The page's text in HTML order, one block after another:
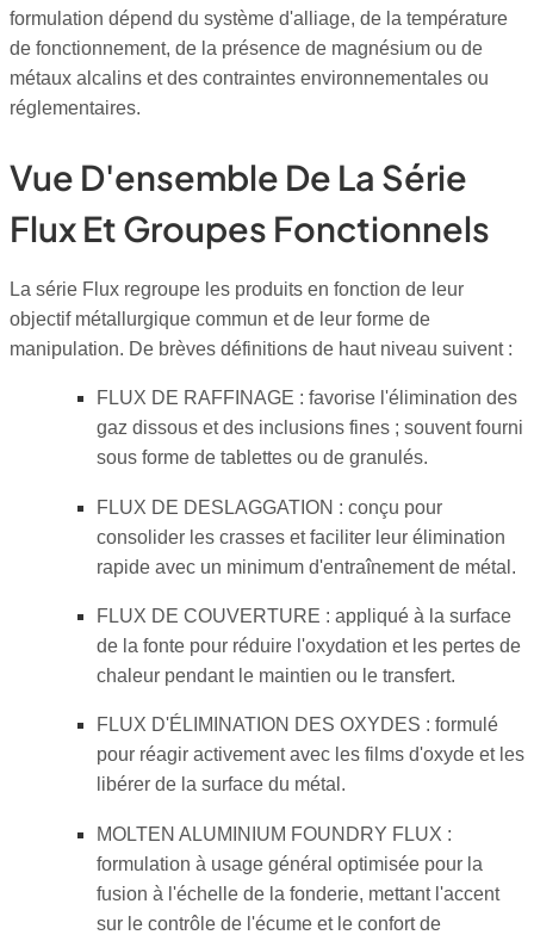
formulation dépend du système d'alliage, de la température
de fonctionnement, de la présence de magnésium ou de
métaux alcalins et des contraintes environnementales ou
réglementaires.
Vue D'ensemble De La Série
Flux Et Groupes Fonctionnels
La série Flux regroupe les produits en fonction de leur
objectif métallurgique commun et de leur forme de
manipulation. De brèves définitions de haut niveau suivent :
FLUX DE RAFFINAGE : favorise l'élimination des
gaz dissous et des inclusions fines ; souvent fourni
sous forme de tablettes ou de granulés.
FLUX DE DESLAGGATION : conçu pour
consolider les crasses et faciliter leur élimination
rapide avec un minimum d'entraînement de métal.
FLUX DE COUVERTURE : appliqué à la surface
de la fonte pour réduire l'oxydation et les pertes de
chaleur pendant le maintien ou le transfert.
FLUX D'ÉLIMINATION DES OXYDES : formulé
pour réagir activement avec les films d'oxyde et les
libérer de la surface du métal.
MOLTEN ALUMINIUM FOUNDRY FLUX :
formulation à usage général optimisée pour la
fusion à l'échelle de la fonderie, mettant l'accent
sur le contrôle de l'écume et le confort de